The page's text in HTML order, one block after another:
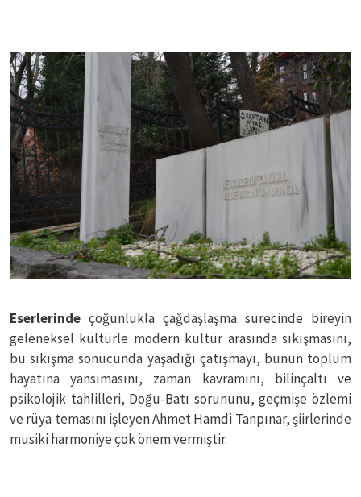
Eserlerinde çoğunlukla çağdaşlaşma sürecinde bireyin
geleneksel kültürle modern kültür arasında sıkışmasını,
bu sıkışma sonucunda yaşadığı çatışmayı, bunun toplum
hayatına yansımasını, zaman kavramını, bilinçaltı ve
psikolojik tahlilleri, Doğu-Batı sorununu, geçmişe özlemi
ve rüya temasını işleyen Ahmet Hamdi Tanpınar, şiirlerinde
musiki harmoniye çok önem vermiştir.